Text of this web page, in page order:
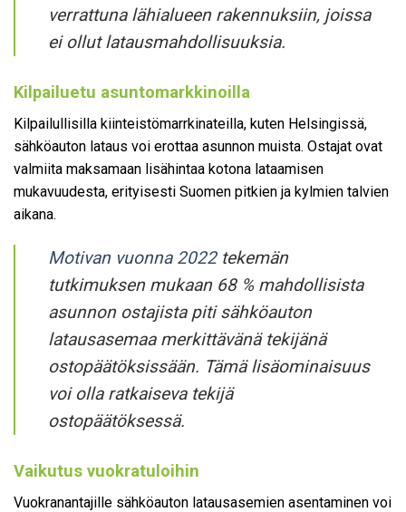
verrattuna lähialueen rakennuksiin, joissa
ei ollut latausmahdollisuuksia.
Kilpailuetu asuntomarkkinoilla
Kilpailullisilla kiinteistömarrkinateilla, kuten Helsingissä,
sähköauton lataus voi erottaa asunnon muista. Ostajat ovat
valmiita maksamaan lisähintaa kotona lataamisen
mukavuudesta, erityisesti Suomen pitkien ja kylmien talvien
aikana.
Motivan vuonna 2022tekemän
tutkimuksen mukaan 68 % mahdollisista
asunnon ostajista piti sähköauton
latausasemaa merkittävänä tekijänä
ostopäätöksissään. Tämä lisäominaisuus
voi olla ratkaiseva tekijä
ostopäätöksessä.
Vaikutus vuokratuloihin
Vuokranantajille sähköauton latausasemien asentaminen voi